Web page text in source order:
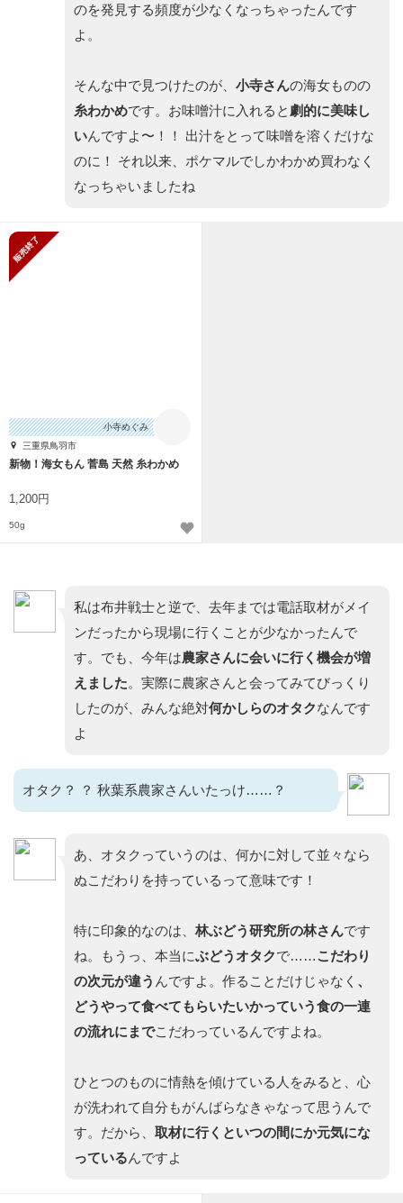
のを発見する頻度が少なくなっちゃったんです
よ。
そんな中で見つけたのが、 小寺さんの海女ものの
糸わかめです。お味噌汁に入れると 劇的に美味し
いんですよ〜！！
出汁をとって味噌を溶くだけな
のに！ それ以来、ポケマルでしかわかめ買わなく
なっちゃいましたね
小寺めぐみ
三重県鳥羽市
新物！海女もん 菅島 天然 糸わかめ
1,200円
50g
私は布井戦士と逆で、去年までは電話取材がメイ
ンだったから現場に行くことが少なかったんで
す。でも、今年は農家さんに会いに行く機会が増
えました。実際に農家さんと会ってみてびっくり
したのが、みんな絶対何かしらのオタクなんです
よ
オタク？ ？ 秋葉系農家さんいたっけ……？
あ、オタクっていうのは、何かに対して並々なら
ぬこだわりを持っているって意味です！
特に印象的なのは、 林ぶどう研究所の林さんです
ね。もうっ、本当にぶどうオタクで……こだわり
の次元が違う んですよ。作ることだけじゃなく 、
どうやって食べてもらいたいかっていう食の一連
の流れにまでこだわっているんですよね。
ひとつのものに情熱を傾けている人をみると、心
が洗われて自分もがんばらなきゃなって思うんで
す。だから、 取材に行くといつの間にか元気にな
っているんですよ